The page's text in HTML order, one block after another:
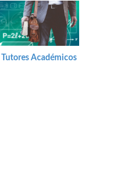
Tutores Académicos